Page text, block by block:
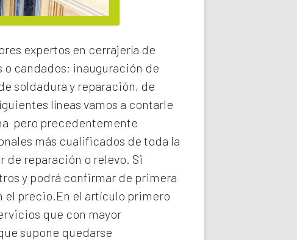
expertos en cerrajería de
o candados; inauguración de
soldadura y reparación, de
líneas vamos a contarle
pero precedentemente
más cualificados de toda la
de reparación o relevo. Si
y podrá confirmar de primera
el precio.En el artículo primero
que con mayor
supone quedarse